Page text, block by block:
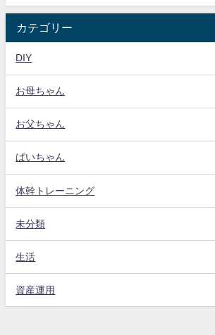
カテゴリー
DIY
お母ちゃん
お父ちゃん
ぱいちゃん
体幹トレーニング
未分類
生活
資産運用